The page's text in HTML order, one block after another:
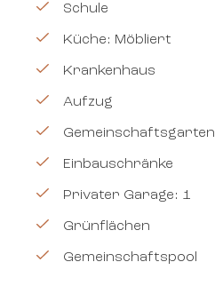
Schule
Küche: Möbliert
Krankenhaus
Aufzug
Gemeinschaftsgarten
Einbauschränke
Privater Garage: 1
Grünflächen
Gemeinschaftspool